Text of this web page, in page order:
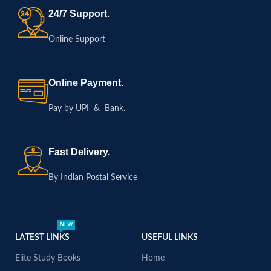
24/7 Support.
Online Support
Online Payment.
Pay by UPI & Bank.
Fast Delivery.
By Indian Postal Service
LATEST LINKS
NEW
Elite Study Books
USEFUL LINKS
Home